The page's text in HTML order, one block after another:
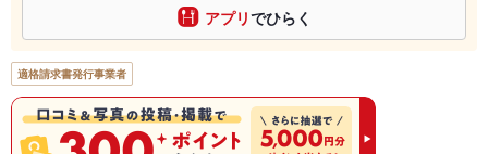
アプリでひらく
適格請求書発行事業者